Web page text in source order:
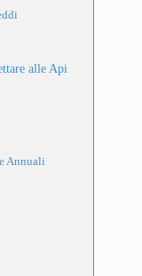
alle Api
Annuali